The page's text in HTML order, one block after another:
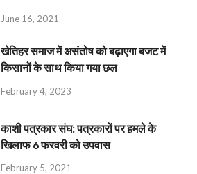
June 16, 2021
खेतिहर समाज में असंतोष को बढ़ाएगा बजट में
किसानों के साथ किया गया छल
February 4, 2023
काशी पत्रकार संघ: पत्रकारों पर हमले के
खिलाफ 6 फरवरी को उपवास
February 5, 2021